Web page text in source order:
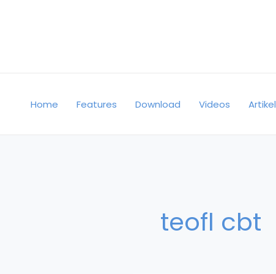
Home Features Download Videos Artikel
teofl cbt